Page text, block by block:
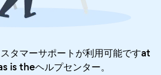
マーサポートが利用可能ですat
is theヘルプセンター。